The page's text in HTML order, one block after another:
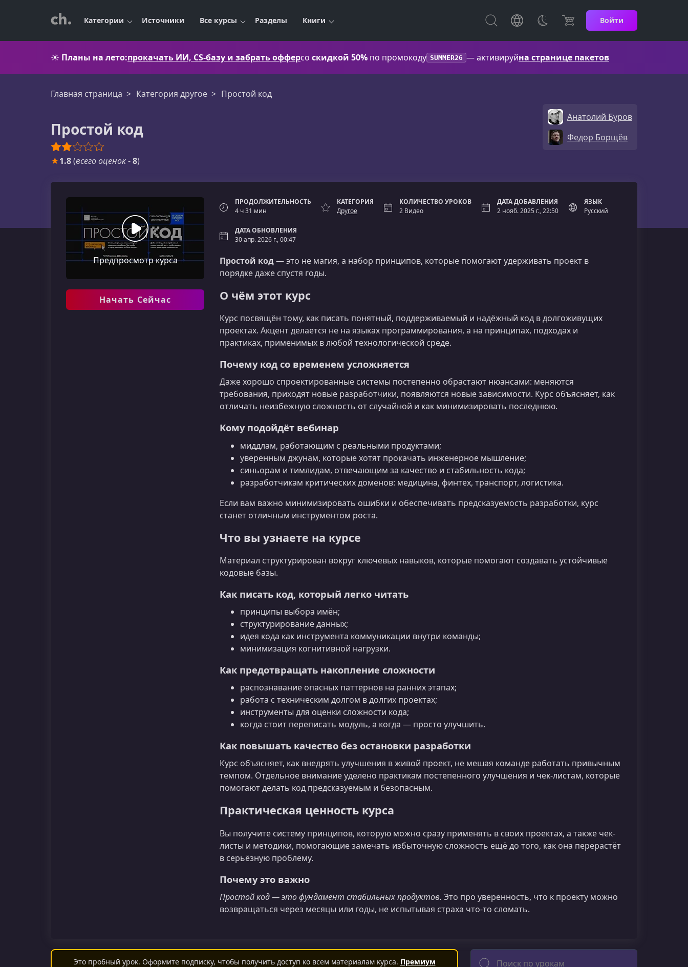
Категории Источники Все курсы Разделы Книги Войти
☀️ Планы на лето:прокачать ИИ, CS-базу и забрать офферсо скидкой 50% по промокоду SUMMER26 — активируйна странице пакетов
Главная страница Категория другое Простой код
Простой код
Анатoлий Буров
Федор Борщёв
★1.8(всего оценок-8)
Предпросмотр курса
Начать Сейчас
ПРОДОЛЖИТЕЛЬНОСТЬ
4 ч 31 мин
КАТЕГОРИЯ
Другое
КОЛИЧЕСТВО УРОКОВ
2 Видео
ДАТА ДОБАВЛЕНИЯ
2 нояб. 2025 г., 22:50
ЯЗЫК
Русский
ДАТА ОБНОВЛЕНИЯ
30 апр. 2026 г., 00:47
Простой код— это не магия, а набор принципов, которые помогают удерживать проект в
порядке даже спустя годы.
О чём этот курс
Курс посвящён тому, как писать понятный, поддерживаемый и надёжный код в долгоживущих
проектах. Акцент делается не на языках программирования, а на принципах, подходах и
практиках, применимых в любой технологической среде.
Почему код со временем усложняется
Даже хорошо спроектированные системы постепенно обрастают нюансами: меняются
требования, приходят новые разработчики, появляются новые зависимости. Курс объясняет, как
отличать неизбежную сложность от случайной и как минимизировать последнюю.
Кому подойдёт вебинар
миддлам, работающим с реальными продуктами;
уверенным джунам, которые хотят прокачать инженерное мышление;
синьорам и тимлидам, отвечающим за качество и стабильность кода;
разработчикам критических доменов: медицина, финтех, транспорт, логистика.
Если вам важно минимизировать ошибки и обеспечивать предсказуемость разработки, курс
станет отличным инструментом роста.
Что вы узнаете на курсе
Материал структурирован вокруг ключевых навыков, которые помогают создавать устойчивые
кодовые базы.
Как писать код, который легко читать
принципы выбора имён;
структурирование данных;
идея кода как инструмента коммуникации внутри команды;
минимизация когнитивной нагрузки.
Как предотвращать накопление сложности
распознавание опасных паттернов на ранних этапах;
работа с техническим долгом в долгих проектах;
инструменты для оценки сложности кода;
когда стоит переписать модуль, а когда — просто улучшить.
Как повышать качество без остановки разработки
Курс объясняет, как внедрять улучшения в живой проект, не мешая команде работать привычным
темпом. Отдельное внимание уделено практикам постепенного улучшения и чек-листам, которые
помогают делать код предсказуемым и безопасным.
Практическая ценность курса
Вы получите систему принципов, которую можно сразу применять в своих проектах, а также чек-
листы и методики, помогающие замечать избыточную сложность ещё до того, как она перерастёт
в серьёзную проблему.
Почему это важно
Простой код — это фундамент стабильных продуктов. Это про уверенность, что к проекту можно
возвращаться через месяцы или годы, не испытывая страха что-то сломать.
Это пробный урок. Оформите подписку, чтобы получить доступ ко всем материалам курса. Премиум
Поиск